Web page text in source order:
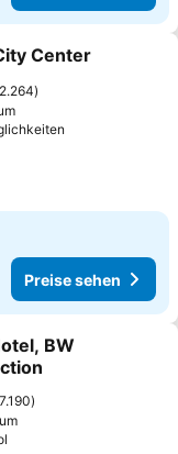
hinzufügen
Center
2.264
Preise sehen
hinzufügen
BW
7.190